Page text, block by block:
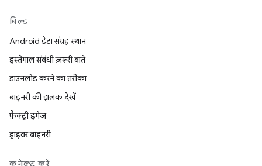
बिल्ड
Android डेटा संग्रह स्थान
इस्तेमाल संबंधी ज़रूरी बातें
डाउनलोड करने का तरीका
बाइनरी की झलक देखें
फ़ैक्ट्री इमेज
ड्राइवर बाइनरी
कनेक्ट करें